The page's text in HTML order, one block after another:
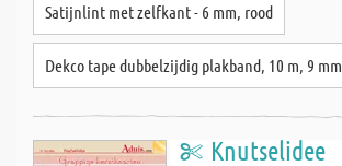
Satijnlint met zelfkant - 6 mm, rood
Dekco tape dubbelzijdig plakband, 10 m, 9 mm
Knutselidee